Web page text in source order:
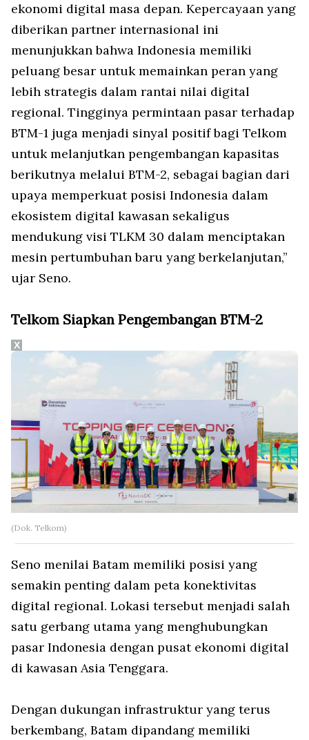
ekonomi digital masa depan. Kepercayaan yang
diberikan partner internasional ini
menunjukkan bahwa Indonesia memiliki
peluang besar untuk memainkan peran yang
lebih strategis dalam rantai nilai digital
regional. Tingginya permintaan pasar terhadap
BTM-1 juga menjadi sinyal positif bagi Telkom
untuk melanjutkan pengembangan kapasitas
berikutnya melalui BTM-2, sebagai bagian dari
upaya memperkuat posisi Indonesia dalam
ekosistem digital kawasan sekaligus
mendukung visi TLKM 30 dalam menciptakan
mesin pertumbuhan baru yang berkelanjutan,”
ujar Seno.
Telkom Siapkan Pengembangan BTM-2
(Dok. Telkom)
Seno menilai Batam memiliki posisi yang
semakin penting dalam peta konektivitas
digital regional. Lokasi tersebut menjadi salah
satu gerbang utama yang menghubungkan
pasar Indonesia dengan pusat ekonomi digital
di kawasan Asia Tenggara.
Dengan dukungan infrastruktur yang terus
berkembang, Batam dipandang memiliki
X